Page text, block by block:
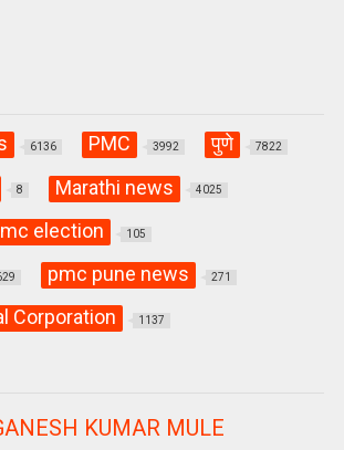
6136 PMC 3992 पुणे 7822
8 Marathi news 4025
election 105
pmc pune news 271
Corporation 1137
KUMAR MULE